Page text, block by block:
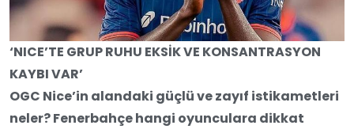
‘NICE’TE GRUP RUHU EKSİK VE KONSANTRASYON
KAYBI VAR’
OGC Nice’in alandaki güçlü ve zayıf istikametleri
neler? Fenerbahçe hangi oyunculara dikkat